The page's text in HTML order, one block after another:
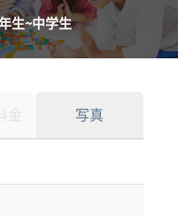
生~中学生
金 写真